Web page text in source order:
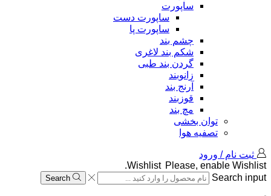
ساپورت
ساپورت دست
ساپورت پا
چشم بند
شکم بند لاغری
گردن بند طبی
زانوبند
آرنج بند
قوزبند
مچ بند
توان بخشی
تصفیه هوا
ثبت نام / ورود
Wishlist Please, enable Wishlist.
Search input
Search